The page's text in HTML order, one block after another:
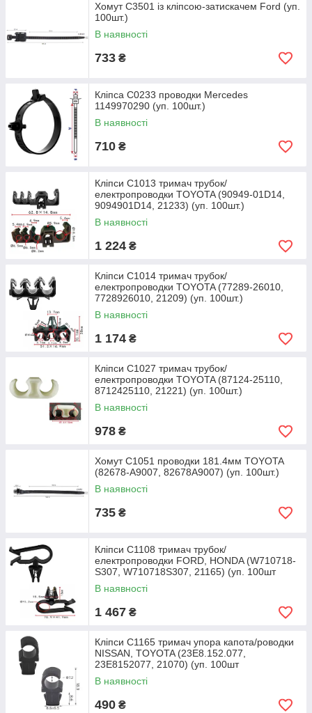
Хомут C3501 із кліпсою-затискачем Ford (уп.
100шт.)
В наявності
733 ₴
Кліпса C0233 проводки Mercedes
1149970290 (уп. 100шт.)
В наявності
710 ₴
Кліпси C1013 тримач трубок/
електропроводки TOYOTA (90949-01D14,
9094901D14, 21233) (уп. 100шт.)
В наявності
1 224 ₴
Кліпси C1014 тримач трубок/
електропроводки TOYOTA (77289-26010,
7728926010, 21209) (уп. 100шт.)
В наявності
1 174 ₴
Кліпси C1027 тримач трубок/
електропроводки TOYOTA (87124-25110,
8712425110, 21221) (уп. 100шт.)
В наявності
978 ₴
Хомут C1051 проводки 181.4мм TOYOTA
(82678-A9007, 82678A9007) (уп. 100шт.)
В наявності
735 ₴
Кліпси C1108 тримач трубок/
електропроводки FORD, HONDA (W710718-
S307, W710718S307, 21165) (уп. 100шт
В наявності
1 467 ₴
Кліпси C1165 тримач упора капота/роводки
NISSAN, TOYOTA (23E8.152.077,
23E8152077, 21070) (уп. 100шт
В наявності
490 ₴